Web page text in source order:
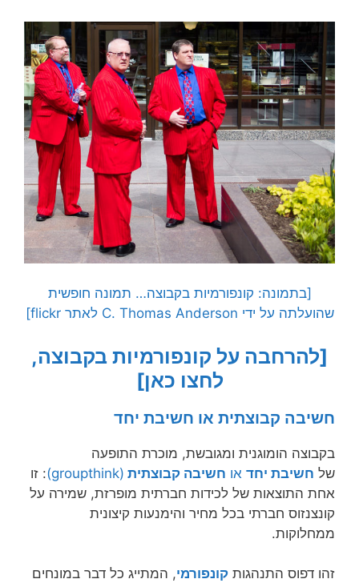
[בתמונה: קונפורמיות בקבוצה… תמונה חופשית
שהועלתה על ידי C. Thomas Anderson לאתר flickr]
[להרחבה על קונפורמיות בקבוצה,
לחצו כאן]
חשיבה קבוצתית או חשיבת יחד
בקבוצה הומוגנית ומגובשת, מוכרת התופעה
של חשיבת יחד או חשיבה קבוצתית (groupthink)
: זו
אחת התוצאות של לכידות חברתית מופרזת, שמירה על
קונצנזוס חברתי בכל מחיר והימנעות קיצונית
ממחלוקות.
זהו דפוס התנהגות קונפורמי, המתייג כל דבר במונחים